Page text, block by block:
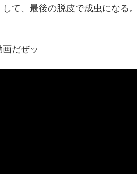
て、最後の脱皮で成虫になる
だぜッ